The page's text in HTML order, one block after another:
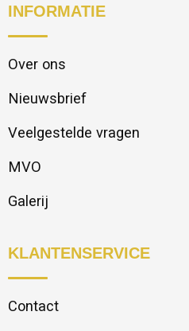
INFORMATIE
Over ons
Nieuwsbrief
Veelgestelde vragen
MVO
Galerij
KLANTENSERVICE
Contact